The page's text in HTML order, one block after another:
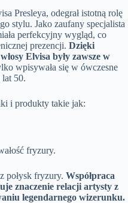
Presleya, odegrał istotną rolę
stylu. Jako zaufany specjalista
perfekcyjny wygląd, co
prezencji. Dzięki
Elvisa były zawsze w
wpisywała się w ówczesne
lat 50.
i produkty takie jak:
fryzury.
połysk fryzury. Współpraca
znaczenie relacji artysty z
legendarnego wizerunku.